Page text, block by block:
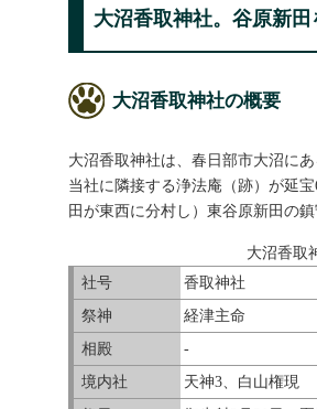
大沼香取神社。谷原新
大沼香取神社の概要
大沼香取神社は、春日部市大沼に
当社に隣接する浄法庵（跡）が延
田が東西に分村し）東谷原新田の
大沼香取
社号
香取神社
祭神
経津主命
相殿
-
境内社
天神3、白山権現